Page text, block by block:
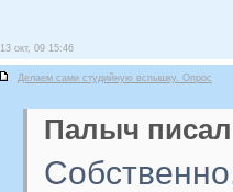
13 окт, 09 15:46
Делаем сами студийную вспышку. Опрос
Палыч